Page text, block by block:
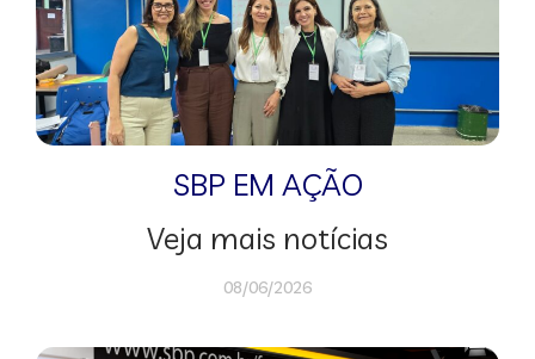
SBP EM AÇÃO
Veja mais notícias
08/06/2026